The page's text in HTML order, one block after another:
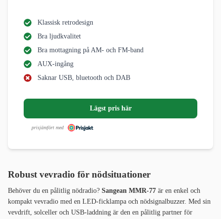
Klassisk retrodesign
Bra ljudkvalitet
Bra mottagning på AM- och FM-band
AUX-ingång
Saknar USB, bluetooth och DAB
Lägst pris här
prisjämfört med
Robust vevradio för nödsituationer
Behöver du en pålitlig nödradio? Sangean MMR-77 är en enkel och
kompakt vevradio med en LED-ficklampa och nödsignalbuzzer. Med sin
vevdrift, solceller och USB-laddning är den en pålitlig partner för